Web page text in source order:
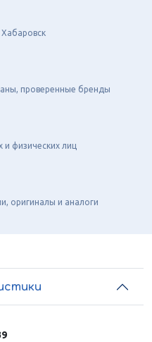
проверенные бренды
физических лиц
оригиналы и аналоги